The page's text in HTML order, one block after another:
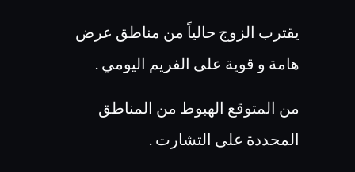
يقترب الزوج حالياً من مناطق عرض
هامة و قوية على الفريم اليومي .
من المتوقع الهبوط من المناطق
المحددة على التشارت .